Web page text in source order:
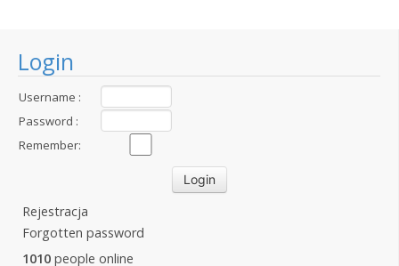
Login
Username :
Password :
Remember:
Rejestracja
Forgotten password
1010 people online